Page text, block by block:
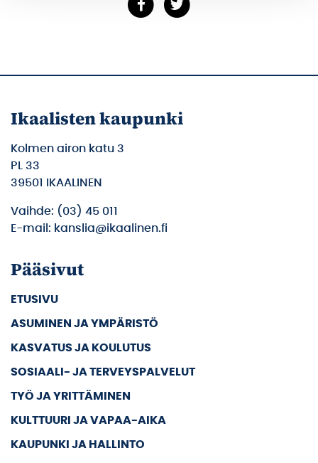
Ikaalisten kaupunki
Kolmen airon katu 3
PL 33
39501 IKAALINEN
Vaihde: (03) 45 011
E-mail: kanslia@ikaalinen.fi
Pääsivut
ETUSIVU
ASUMINEN JA YMPÄRISTÖ
KASVATUS JA KOULUTUS
SOSIAALI- JA TERVEYSPALVELUT
TYÖ JA YRITTÄMINEN
KULTTUURI JA VAPAA-AIKA
KAUPUNKI JA HALLINTO